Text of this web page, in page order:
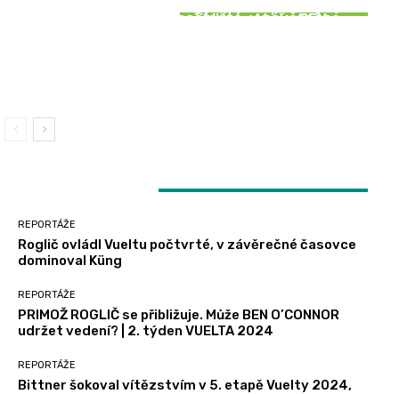
Roglič ovládl Vueltu počtvrté, v závěrečné
PRIMOŽ ROGLIČ se přibližuje. Může BEN
REPORTÁŽE
Roglič ovládl Vueltu počtvrté, v závěrečné časovce
dominoval Küng
REPORTÁŽE
PRIMOŽ ROGLIČ se přibližuje. Může BEN O’CONNOR
udržet vedení? | 2. týden VUELTA 2024
REPORTÁŽE
Bittner šokoval vítězstvím v 5. etapě Vuelty 2024,